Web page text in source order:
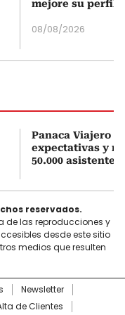
mejore su perfil
08/08/2026
Panaca Viajero
expectativas y
50.000 asistentes
reservados.
de las reproducciones y
desde este sitio
medios que resulten
Newsletter
de Clientes